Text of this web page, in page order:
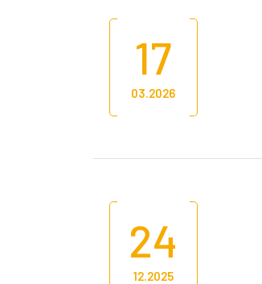
17
03.2026
24
12.2025